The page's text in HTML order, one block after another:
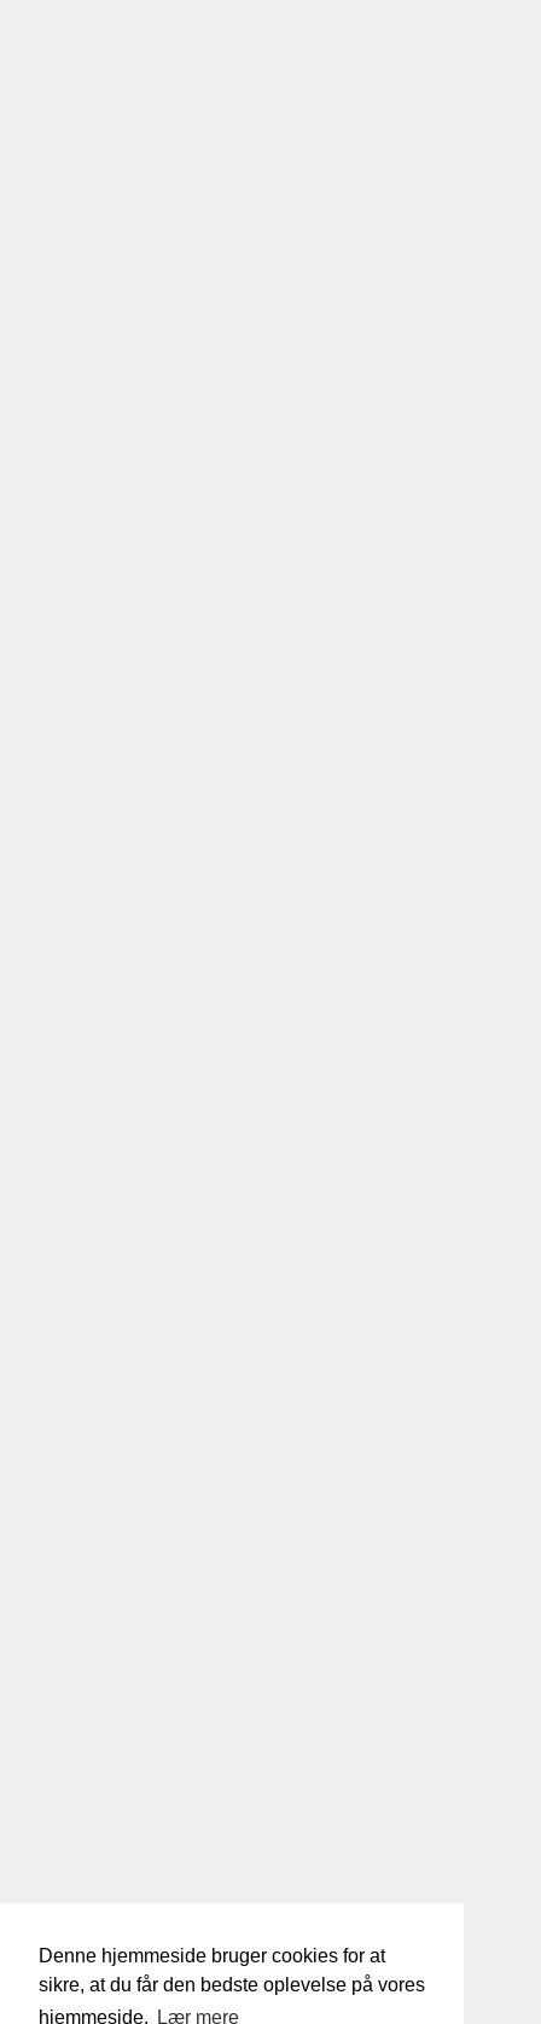
Denne hjemmeside bruger cookies for at
sikre, at du får den bedste oplevelse på vores
hjemmeside.
Lær mere